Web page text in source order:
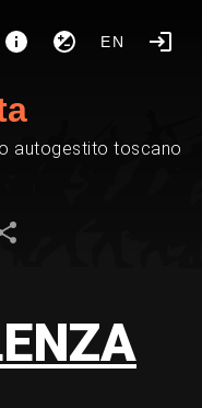
EN
autogestito toscano